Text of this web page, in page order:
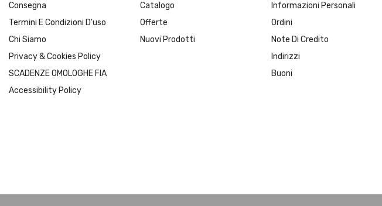
Consegna
Termini E Condizioni D'uso
Chi Siamo
Privacy & Cookies Policy
SCADENZE OMOLOGHE FIA
Accessibility Policy
Catalogo
Offerte
Nuovi Prodotti
Informazioni Personali
Ordini
Note Di Credito
Indirizzi
Buoni